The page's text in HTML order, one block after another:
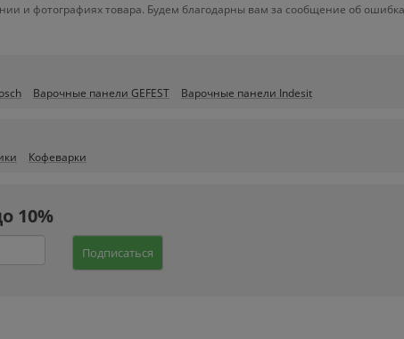
и фотографиях товара. Будем благодарны вам за сообщение об
Варочные панели GEFEST Варочные панели Indesit
Кофеварки
10%
Подписаться